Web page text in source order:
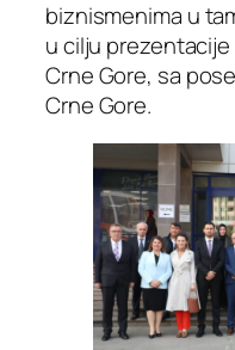
biznismenima u
u cilju
Crne Gore, sa
Crne Gore.